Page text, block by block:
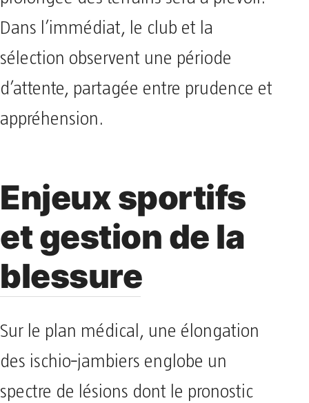
Dans l’immédiat, le club et la
sélection observent une période
d’attente, partagée entre prudence et
appréhension.
Enjeux sportifs
et gestion de la
blessure
Sur le plan médical, une élongation
des ischio‑jambiers englobe un
spectre de lésions dont le pronostic